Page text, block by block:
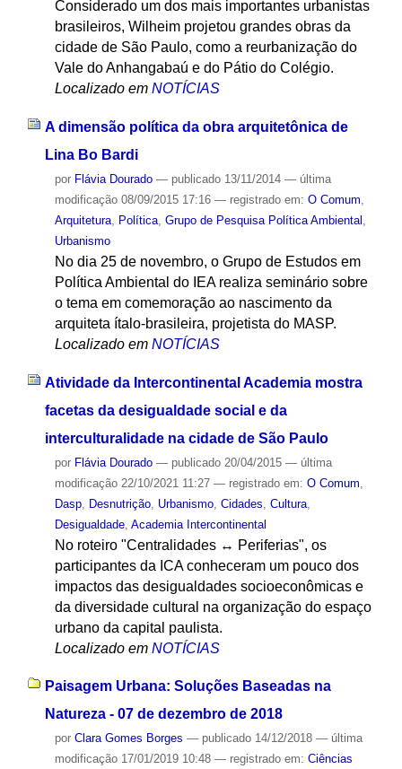
Considerado um dos mais importantes urbanistas
brasileiros, Wilheim projetou grandes obras da
cidade de São Paulo, como a reurbanização do
Vale do Anhangabaú e do Pátio do Colégio.
Localizado em NOTÍCIAS
A dimensão política da obra arquitetônica de
Lina Bo Bardi
por Flávia Dourado — publicado13/11/2014 — última
modificação08/09/2015 17:16 — registrado em: O Comum,
Arquitetura, Política, Grupo de Pesquisa Política Ambiental ,
Urbanismo
No dia 25 de novembro, o Grupo de Estudos em
Política Ambiental do IEA realiza seminário sobre
o tema em comemoração ao nascimento da
arquiteta ítalo-brasileira, projetista do MASP.
Localizado em NOTÍCIAS
Atividade da Intercontinental Academia mostra
facetas da desigualdade social e da
interculturalidade na cidade de São Paulo
por Flávia Dourado — publicado20/04/2015 — última
modificação22/10/2021 11:27 — registrado em: O Comum
Dasp, Desnutrição, Urbanismo, Cidades Cultura,
Desigualdade, Academia Intercontinental
No roteiro "Centralidades ↔ Periferias", os
participantes da ICA conheceram um pouco dos
impactos das desigualdades socioeconômicas e
da diversidade cultural na organização do espaço
urbano da capital paulista.
Localizado em NOTÍCIAS
Paisagem Urbana: Soluções Baseadas na
Natureza - 07 de dezembro de 2018
por Clara Gomes Borges — publicado14/12/2018 — última
modificação17/01/2019 10:48 — registrado em: Ciências